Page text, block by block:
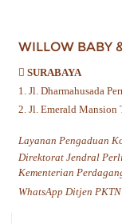
WILLOW BABY
SURABAYA
1. Jl. Dharmahusada
2. Jl. Emerald
Layanan Pengaduan
Direktorat Jendral
Kementerian
WhatsApp Ditjen